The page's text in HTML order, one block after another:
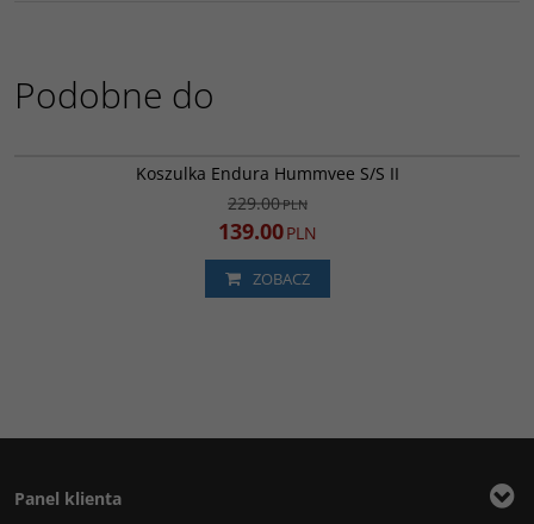
Podobne do
Koszulka Endura Hummvee S/S II
229.00PLN
139.00PLN
ZOBACZ
Panel klienta